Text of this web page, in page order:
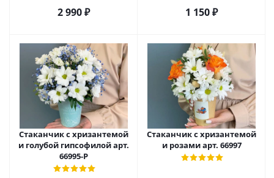
2 990₽ 1 150₽
Стаканчик с хризантемой
и голубой гипсофилой арт.
66995-Р
Стаканчик с хризантемой
и розами арт. 66997